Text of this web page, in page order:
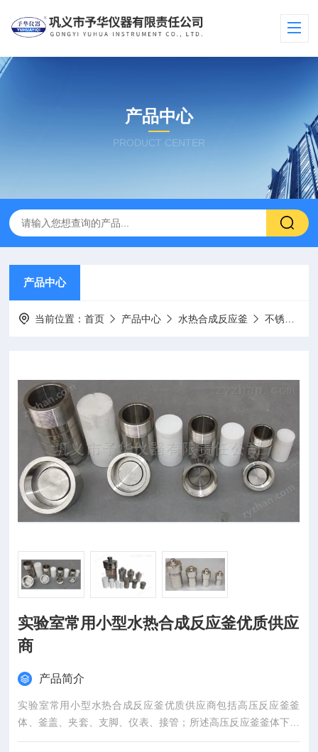
产品中心
PRODUCT CENTER
产品中心
当前位置：首页 产品中心 水热合成反应釜 不锈钢水热合成反应釜
实验室常用小型水热合成反应釜优质供应
商
产品简介
实验室常用小型水热合成反应釜优质供应商包括高压反应釜釜
体、釜盖、夹套、支脚、仪表、接管；所述高压反应釜釜体下端
中间设置有出料口，下端四周焊接有四个所述支脚，上端安装有